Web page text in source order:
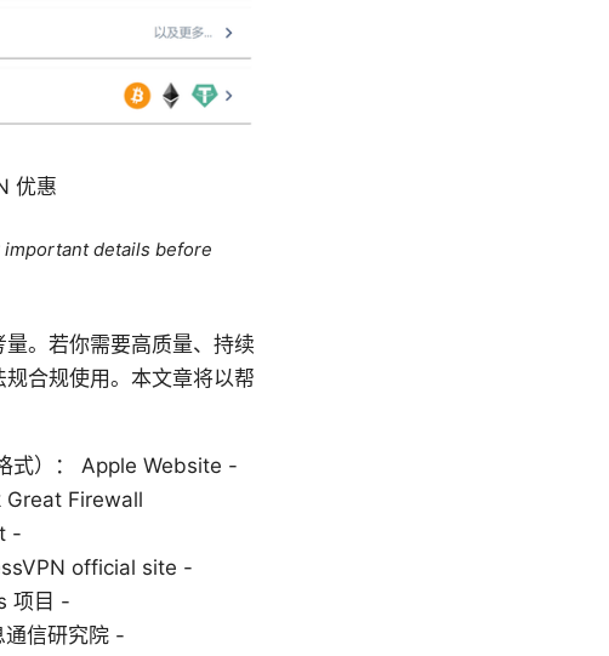
优惠
details before
。若你需要高质量、持续
合规使用。本文章将以帮
式）： Apple Website -
Firewall
-
official site -
项目 -
信研究院 -